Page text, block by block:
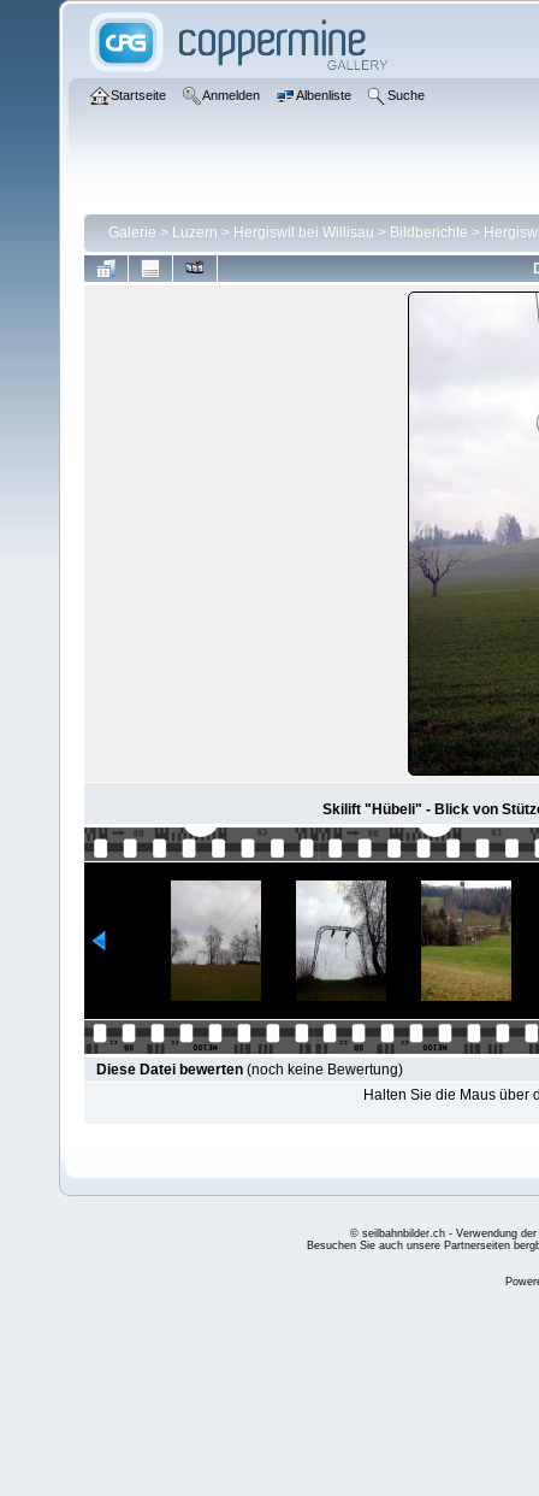
Startseite Anmelden Albenliste Suche
Galerie > Luzern > Hergiswil bei Willisau > Bildberichte >
Skilift "Hübeli" - Blick von
Diese Datei bewerten (noch keine Bewertung)
Halten Sie die Maus über
© seilbahnbilder.ch - Verwendung
Besuchen Sie auch unsere Partnerseiten